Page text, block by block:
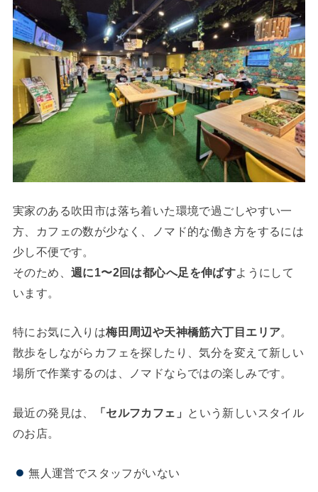
実家のある吹田市は落ち着いた環境で過ごしやすい一
方、カフェの数が少なく、ノマド的な働き方をするには
少し不便です。
そのため、 週に1〜2回は都心へ足を伸ばすようにして
います。
特にお気に入りは梅田周辺や天神橋筋六丁目エリア。
散歩をしながらカフェを探したり、気分を変えて新しい
場所で作業するのは、ノマドならではの楽しみです。
最近の発見は、 「セルフカフェ」
という新しいスタイル
のお店。
無人運営でスタッフがいない